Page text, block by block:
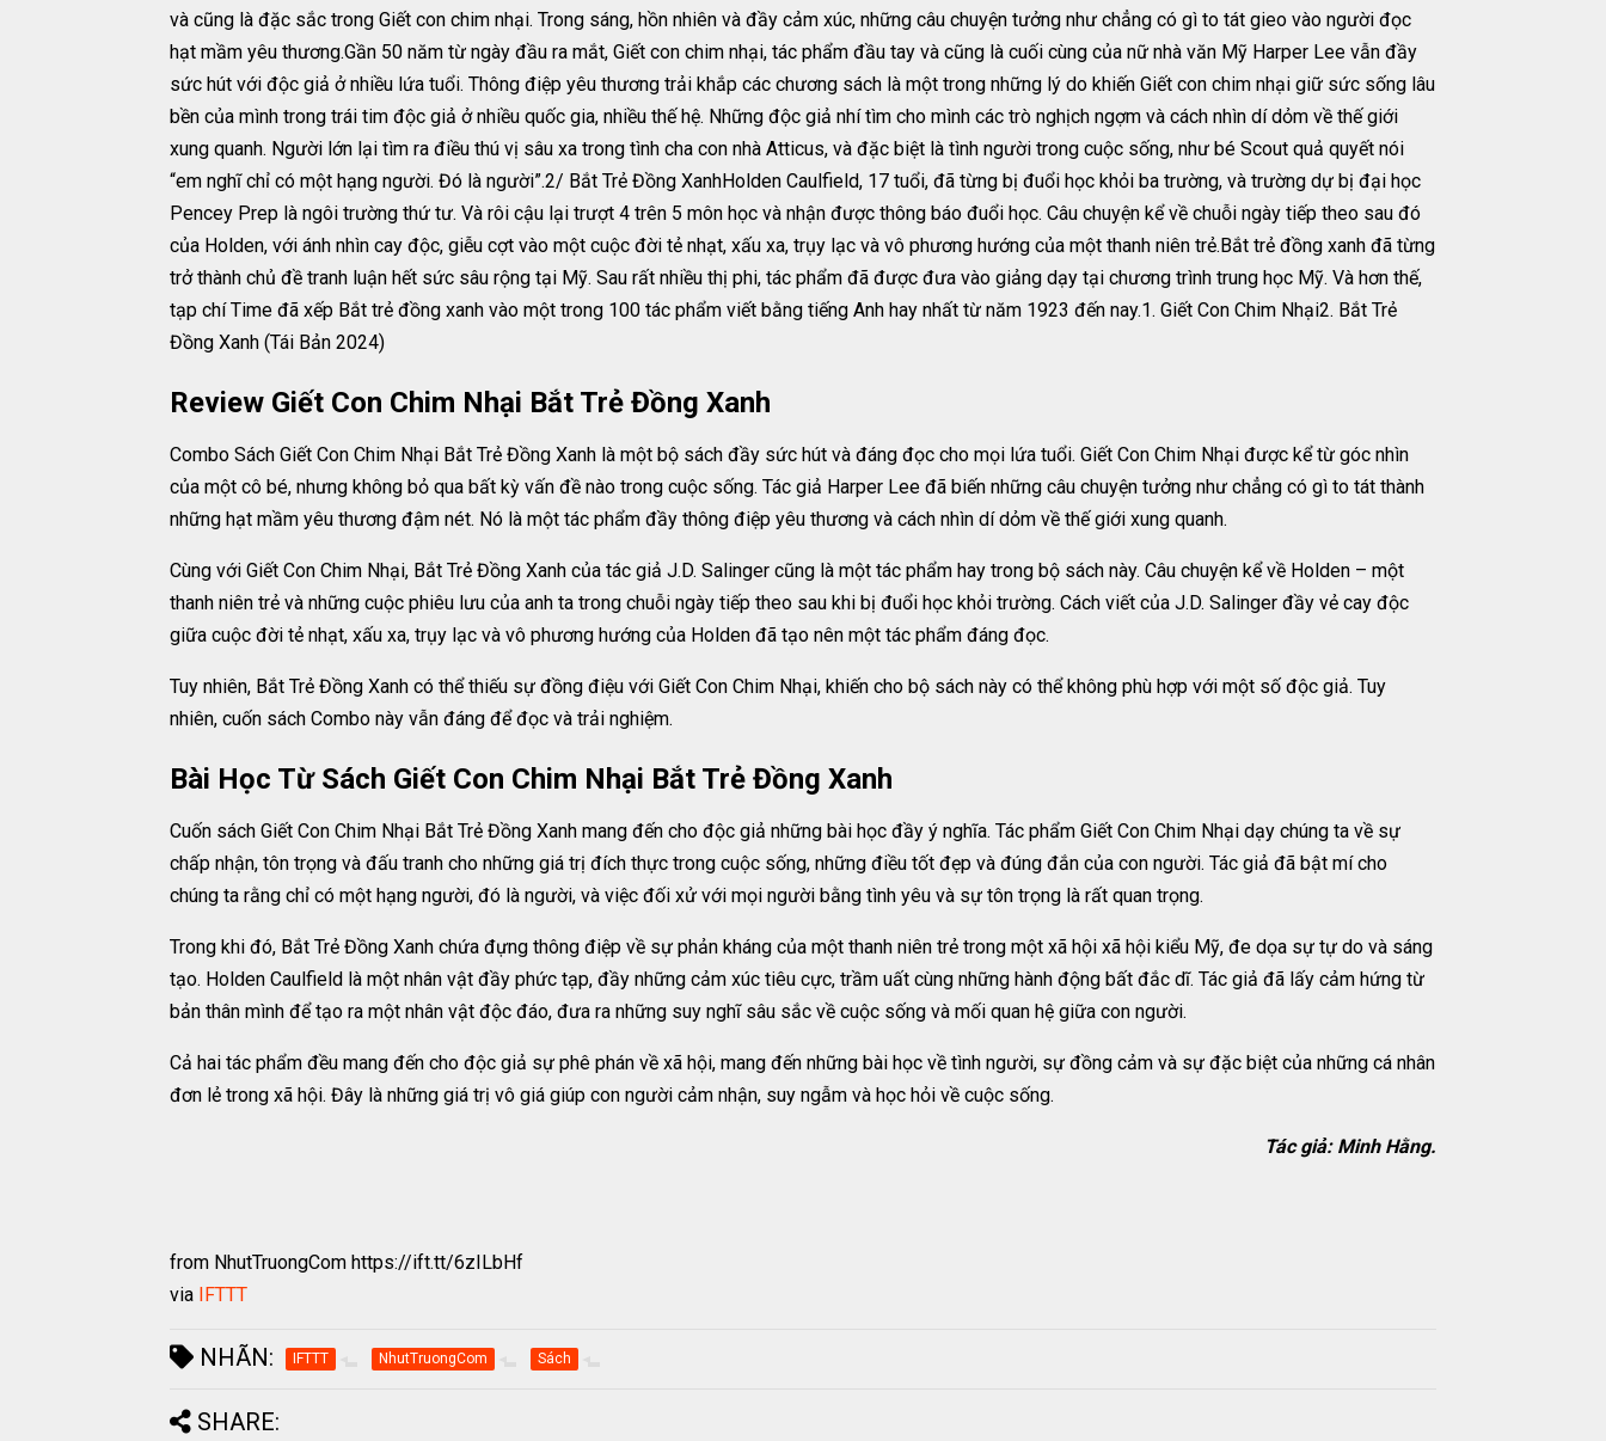
và cũng là đặc sắc trong Giết con chim nhại. Trong sáng, hồn nhiên và đầy cảm xúc, những câu chuyện tưởng như chẳng có gì to tát gieo vào người đọc
hạt mầm yêu thương.Gần 50 năm từ ngày đầu ra mắt, Giết con chim nhại, tác phẩm đầu tay và cũng là cuối cùng của nữ nhà văn Mỹ Harper Lee vẫn đầy
sức hút với độc giả ở nhiều lứa tuổi. Thông điệp yêu thương trải khắp các chương sách là một trong những lý do khiến Giết con chim nhại giữ sức sống lâu
bền của mình trong trái tim độc giả ở nhiều quốc gia, nhiều thế hệ. Những độc giả nhí tìm cho mình các trò nghịch ngợm và cách nhìn dí dỏm về thế giới
xung quanh. Người lớn lại tìm ra điều thú vị sâu xa trong tình cha con nhà Atticus, và đặc biệt là tình người trong cuộc sống, như bé Scout quả quyết nói
“em nghĩ chỉ có một hạng người. Đó là người”.2/ Bắt Trẻ Đồng XanhHolden Caulfield, 17 tuổi, đã từng bị đuổi học khỏi ba trường, và trường dự bị đại học
Pencey Prep là ngôi trường thứ tư. Và rôi cậu lại trượt 4 trên 5 môn học và nhận được thông báo đuổi học. Câu chuyện kể về chuỗi ngày tiếp theo sau đó
của Holden, với ánh nhìn cay độc, giễu cợt vào một cuộc đời tẻ nhạt, xấu xa, trụy lạc và vô phương hướng của một thanh niên trẻ.Bắt trẻ đồng xanh đã từng
trở thành chủ đề tranh luận hết sức sâu rộng tại Mỹ. Sau rất nhiều thị phi, tác phẩm đã được đưa vào giảng dạy tại chương trình trung học Mỹ. Và hơn thế,
tạp chí Time đã xếp Bắt trẻ đồng xanh vào một trong 100 tác phẩm viết bằng tiếng Anh hay nhất từ năm 1923 đến nay.1. Giết Con Chim Nhại2. Bắt Trẻ
Đồng Xanh (Tái Bản 2024)
Review Giết Con Chim Nhại Bắt Trẻ Đồng Xanh
Combo Sách Giết Con Chim Nhại Bắt Trẻ Đồng Xanh là một bộ sách đầy sức hút và đáng đọc cho mọi lứa tuổi. Giết Con Chim Nhại được kể từ góc nhìn
của một cô bé, nhưng không bỏ qua bất kỳ vấn đề nào trong cuộc sống. Tác giả Harper Lee đã biến những câu chuyện tưởng như chẳng có gì to tát thành
những hạt mầm yêu thương đậm nét. Nó là một tác phẩm đầy thông điệp yêu thương và cách nhìn dí dỏm về thế giới xung quanh.
Cùng với Giết Con Chim Nhại, Bắt Trẻ Đồng Xanh của tác giả J.D. Salinger cũng là một tác phẩm hay trong bộ sách này. Câu chuyện kể về Holden – một
thanh niên trẻ và những cuộc phiêu lưu của anh ta trong chuỗi ngày tiếp theo sau khi bị đuổi học khỏi trường. Cách viết của J.D. Salinger đầy vẻ cay độc
giữa cuộc đời tẻ nhạt, xấu xa, trụy lạc và vô phương hướng của Holden đã tạo nên một tác phẩm đáng đọc.
Tuy nhiên, Bắt Trẻ Đồng Xanh có thể thiếu sự đồng điệu với Giết Con Chim Nhại, khiến cho bộ sách này có thể không phù hợp với một số độc giả. Tuy
nhiên, cuốn sách Combo này vẫn đáng để đọc và trải nghiệm.
Bài Học Từ Sách Giết Con Chim Nhại Bắt Trẻ Đồng Xanh
Cuốn sách Giết Con Chim Nhại Bắt Trẻ Đồng Xanh mang đến cho độc giả những bài học đầy ý nghĩa. Tác phẩm Giết Con Chim Nhại dạy chúng ta về sự
chấp nhận, tôn trọng và đấu tranh cho những giá trị đích thực trong cuộc sống, những điều tốt đẹp và đúng đắn của con người. Tác giả đã bật mí cho
chúng ta rằng chỉ có một hạng người, đó là người, và việc đối xử với mọi người bằng tình yêu và sự tôn trọng là rất quan trọng.
Trong khi đó, Bắt Trẻ Đồng Xanh chứa đựng thông điệp về sự phản kháng của một thanh niên trẻ trong một xã hội xã hội kiểu Mỹ, đe dọa sự tự do và sáng
tạo. Holden Caulfield là một nhân vật đầy phức tạp, đầy những cảm xúc tiêu cực, trầm uất cùng những hành động bất đắc dĩ. Tác giả đã lấy cảm hứng từ
bản thân mình để tạo ra một nhân vật độc đáo, đưa ra những suy nghĩ sâu sắc về cuộc sống và mối quan hệ giữa con người.
Cả hai tác phẩm đều mang đến cho độc giả sự phê phán về xã hội, mang đến những bài học về tình người, sự đồng cảm và sự đặc biệt của những cá nhân
đơn lẻ trong xã hội. Đây là những giá trị vô giá giúp con người cảm nhận, suy ngẫm và học hỏi về cuộc sống.
Tác giả: Minh Hằng.
from NhutTruongCom https://ift.tt/6zILbHf
via IFTTT
NHÃN: IFTTT NhutTruongCom Sách
SHARE: